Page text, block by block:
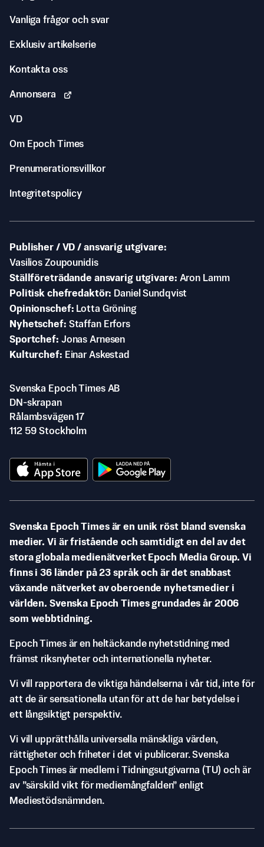
Vanliga frågor och svar
Exklusiv artikelserie
Kontakta oss
Annonsera
VD
Om Epoch Times
Prenumerationsvillkor
Integritetspolicy
Publisher / VD / ansvarig utgivare
Vasilios Zoupounidis
Ställföreträdande ansvarig utgivare Aron Lamm
Politisk chefredaktör
Daniel Sundqvist
Opinionschef
Lotta Gröning
Nyhetschef Staffan Erfors
Sportchef Jonas Arnesen
Kulturchef
Einar Askestad
Svenska Epoch Times AB
DN-skrapan
Rålambsvägen 17
112 59 Stockholm
Svenska Epoch Times är en unik röst bland svenska
medier. Vi är fristående och samtidigt en del av det
stora globala medienätverket Epoch Media Group. Vi
finns i 36 länder på 23 språk och är det snabbast
växande nätverket av oberoende nyhetsmedier i
världen. Svenska Epoch Times grundades år 2006
som webbtidning.
Epoch Times är en heltäckande nyhetstidning med
främst riksnyheter och internationella nyheter.
Vi vill rapportera de viktiga händelserna i vår tid, inte för
att de är sensationella utan för att de har betydelse i
ett långsiktigt perspektiv.
Vi vill upprätthålla universella mänskliga värden,
rättigheter och friheter i det vi publicerar. Svenska
Epoch Times är medlem i Tidningsutgivarna (TU) och är
av ”särskild vikt för mediemångfalden” enligt
Mediestödsnämnden.